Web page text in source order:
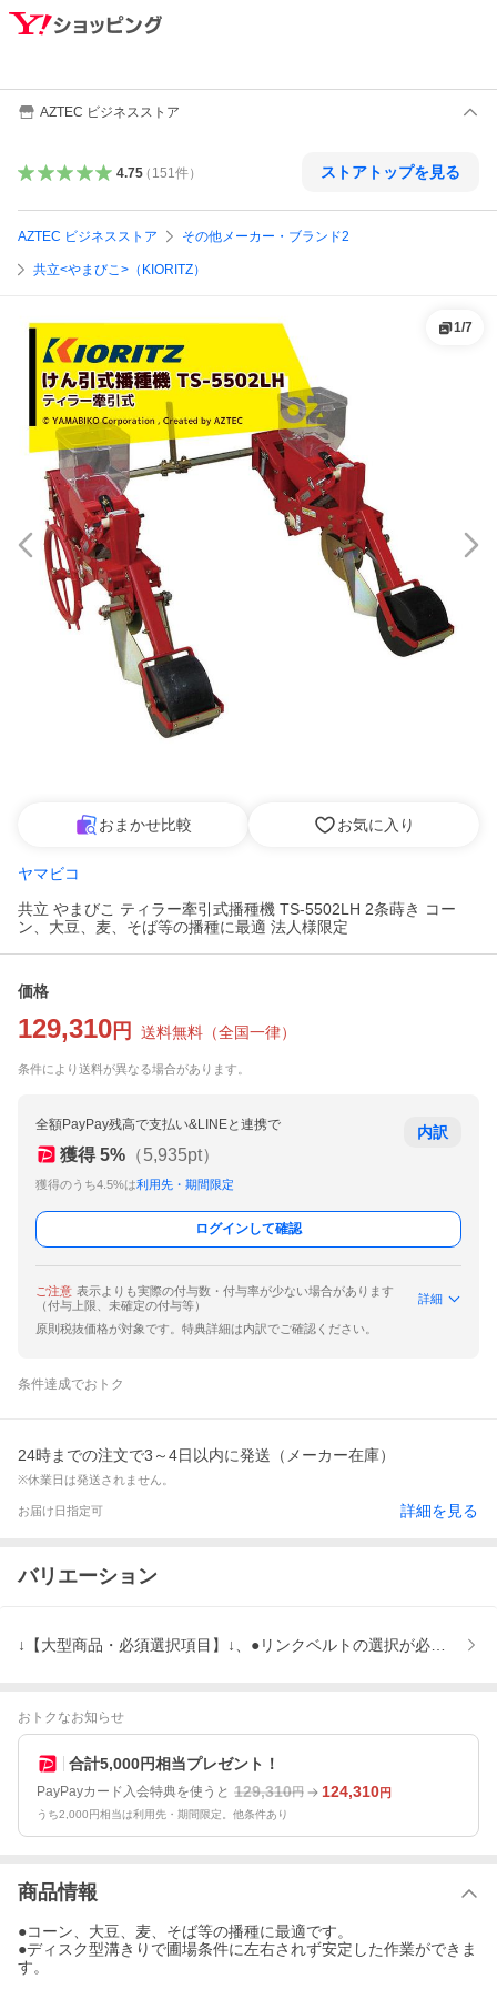
AZTEC ビジネスストア
4.75（ 151件） ストアトップを見る
AZTEC ビジネスストア その他メーカー・ブランド2
共立<やまびこ>（KIORITZ）
1/7
おまかせ比較 お気に入り
ヤマビコ
共立 やまびこ ティラー牽引式播種機 TS-5502LH 2条蒔き コー
ン、大豆、麦、そば等の播種に最適 法人様限定
価格
129,310 円 送料無料 （全国一律）
条件により送料が異なる場合があります。
全額PayPay残高で支払い&LINEと連携で
獲得 5% （5,935pt）
獲得のうち4.5%は利用先・期間限定
内訳
ログインして確認
ご注意 表示よりも実際の付与数・付与率が少ない場合があります
（付与上限、未確定の付与等）
詳細
原則税抜価格が対象です。特典詳細は内訳でご確認ください。
条件達成でおトク
24時までの注文で3～4日以内に発送（メーカー在庫）
※休業日は発送されません。
お届け日指定可 詳細を見る
バリエーション
↓【大型商品・必須選択項目】↓、●リンクベルトの選択が必要です。
おトクなお知らせ
合計5,000円相当プレゼント！
PayPayカード入会特典を使うと 129,310円 124,310円
うち2,000円相当は利用先・期間限定。他条件あり
商品情報
●コーン、大豆、麦、そば等の播種に最適です。
●ディスク型溝きりで圃場条件に左右されず安定した作業ができま
す。